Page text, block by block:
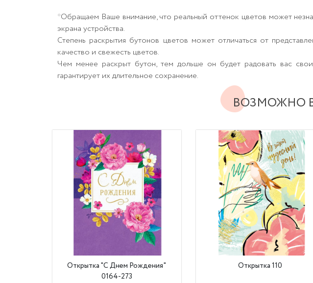
*Обращаем Ваше внимание, что реальный оттенок цветов может
экрана устройства.
Степень раскрытия бутонов цветов может отличаться от
качество и свежесть цветов.
Чем менее раскрыт бутон, тем дольше он будет радовать вас
гарантирует их длительное сохранение.
ВОЗМОЖНО
Открытка "С Днем Рождения"
0164-273
Открытка 110